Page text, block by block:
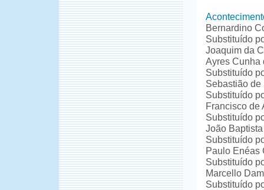
Bernardino
Substituído
Joaquim da
Ayres Cunha
Substituído
Sebastião de
Substituído
Francisco de
Substituído
João
Substituído
Paulo Enéas
Substituído
Marcello
Substituído